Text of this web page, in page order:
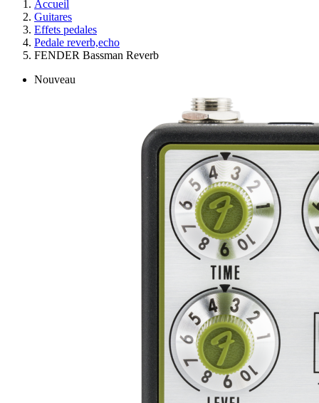
Accueil
Guitares
Effets pedales
Pedale reverb,echo
FENDER Bassman Reverb
Nouveau